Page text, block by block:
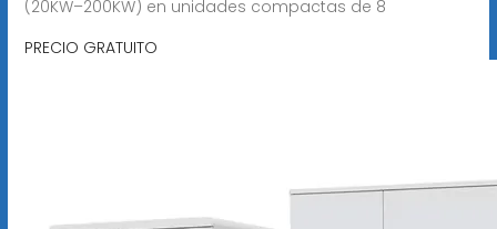
(20KW–200KW) en unidades compactas de 8
PRECIO GRATUITO